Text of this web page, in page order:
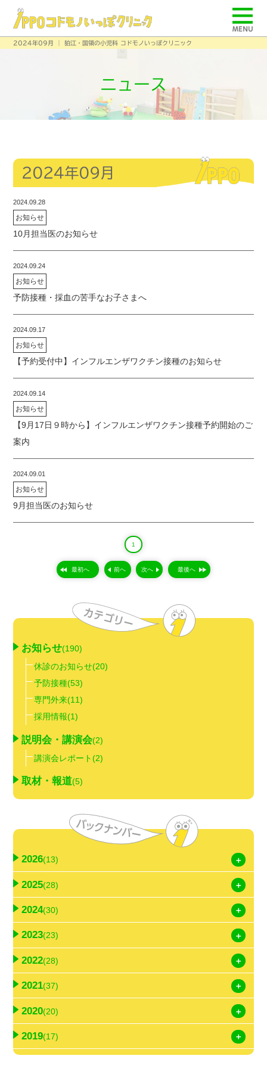
2024年09月 │ 狛江・国領の小児科 コドモノいっぽクリニック
ニュース
2024年09月
2024.09.28
お知らせ
10月担当医のお知らせ
2024.09.24
お知らせ
予防接種・採血の苦手なお子さまへ
2024.09.17
お知らせ
【予約受付中】インフルエンザワクチン接種のお知らせ
2024.09.14
お知らせ
【9月17日９時から】インフルエンザワクチン接種予約開始のご
案内
2024.09.01
お知らせ
9月担当医のお知らせ
最初へ 前へ
1
次へ 最後へ
お知らせ(190)
休診のお知らせ(20)
予防接種(53)
専門外来(11)
採用情報(1)
説明会・講演会(2)
講演会レポート(2)
取材・報道(5)
2026(13)
2025(28)
2024(30)
2023(23)
2022(28)
2021(37)
2020(20)
2019(17)